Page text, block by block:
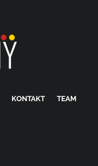
KONTAKT TEAM